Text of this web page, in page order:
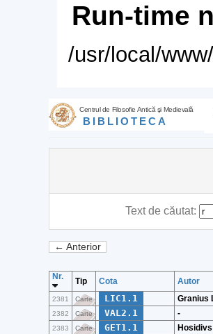
Run-time
/usr/local/
Centrul de Filosofie Antică şi Medievală
BIBLIOTECA
Text de căutat:
← Anterior
Nr. Tip Cota Autor
2381 Carte LIC1.1 Granius
2382 Carte VAL2.1 -
2383 Carte GET1.1